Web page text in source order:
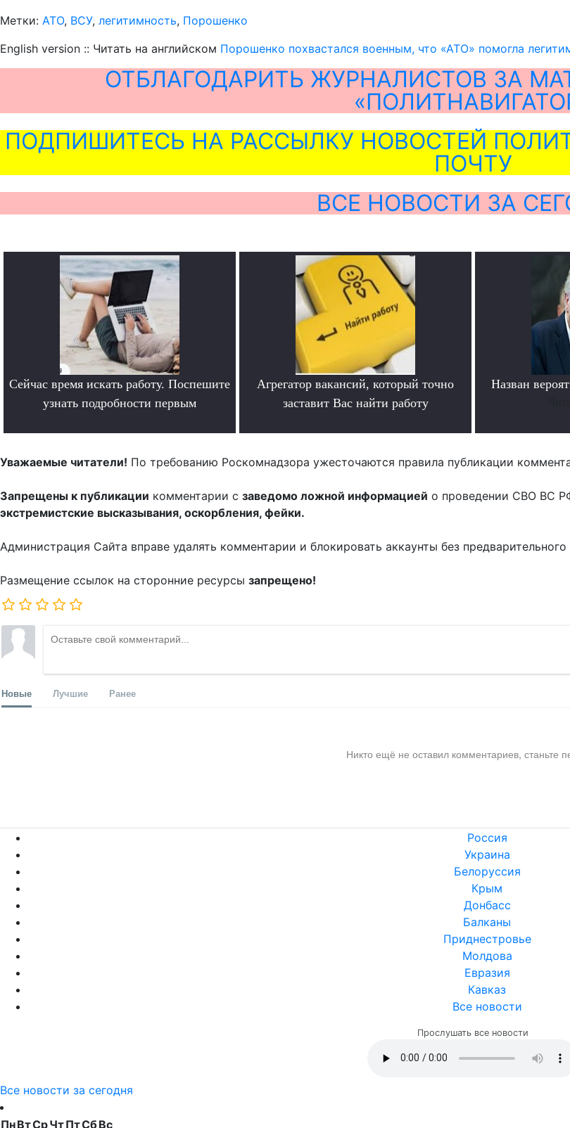
Метки: АТО, ВСУ, легитимность, Порошенко
English version :: Читать на английском Порошенко похвастался военным, что «АТО» помогла
ОТБЛАГОДАРИТЬ ЖУРНАЛИСТОВ ЗА
ПОДПИШИТЕСЬ НА РАССЫЛКУ НОВОСТЕЙ
ПОЧТУ
ВСЕ НОВОСТИ ЗА
Сейчас время искать работу. Поспешите
узнать подробности первым
Агрегатор вакансий, который точно
заставит Вас найти работу
Назван
Уважаемые читатели! По требованию Роскомнадзора ужесточаются правила публикации
Запрещены к публикации комментарии с заведомо ложной информацией о проведении СВО ВС
экстремистские высказывания, оскорбления, фейки.
Администрация Сайта вправе удалять комментарии и блокировать аккаунты без
Размещение ссылок на сторонние ресурсы запрещено!
Новые Лучшие Ранее
Никто ещё не оставил комментариев, станьте
Россия
Украина
Белоруссия
Крым
Донбасс
Балканы
Приднестровье
Молдова
Евразия
Кавказ
Все новости
Прослушать все новости
Все новости за сегодня
ПнВтСрЧтПтСбВс